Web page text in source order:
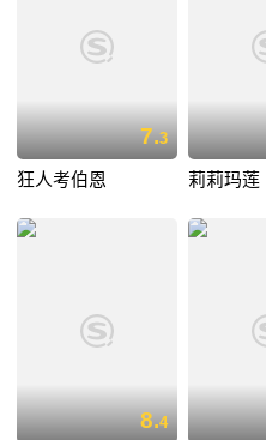
7.3
狂人考伯恩 莉莉玛莲
8.4